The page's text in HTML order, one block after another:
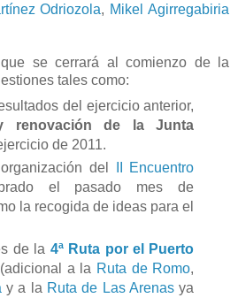
Odriozola, Mikel Agirregabiria
que se cerrará al comienzo de la
tales como:
del ejercicio anterior,
renovación de la Junta
de 2011.
del
II Encuentro
el pasado mes de
la recogida de ideas para el
de la 4ª Ruta por el Puerto
(adicional a la Ruta de Romo,
y a la Ruta de Las Arenas ya